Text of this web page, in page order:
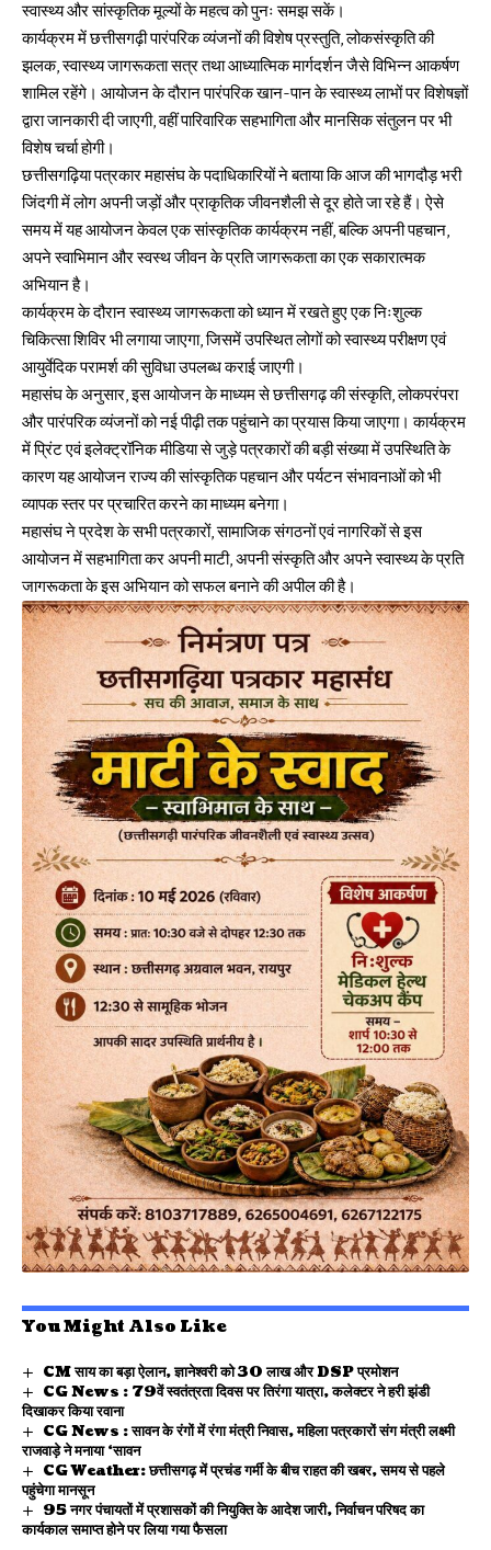
स्वास्थ्य और सांस्कृतिक मूल्यों के महत्व को पुनः समझ सकें।
कार्यक्रम में छत्तीसगढ़ी पारंपरिक व्यंजनों की विशेष प्रस्तुति, लोकसंस्कृति की
झलक, स्वास्थ्य जागरूकता सत्र तथा आध्यात्मिक मार्गदर्शन जैसे विभिन्न आकर्षण
शामिल रहेंगे। आयोजन के दौरान पारंपरिक खान-पान के स्वास्थ्य लाभों पर विशेषज्ञों
द्वारा जानकारी दी जाएगी, वहीं पारिवारिक सहभागिता और मानसिक संतुलन पर भी
विशेष चर्चा होगी।
छत्तीसगढ़िया पत्रकार महासंघ के पदाधिकारियों ने बताया कि आज की भागदौड़ भरी
जिंदगी में लोग अपनी जड़ों और प्राकृतिक जीवनशैली से दूर होते जा रहे हैं। ऐसे
समय में यह आयोजन केवल एक सांस्कृतिक कार्यक्रम नहीं, बल्कि अपनी पहचान,
अपने स्वाभिमान और स्वस्थ जीवन के प्रति जागरूकता का एक सकारात्मक
अभियान है।
कार्यक्रम के दौरान स्वास्थ्य जागरूकता को ध्यान में रखते हुए एक निःशुल्क
चिकित्सा शिविर भी लगाया जाएगा, जिसमें उपस्थित लोगों को स्वास्थ्य परीक्षण एवं
आयुर्वेदिक परामर्श की सुविधा उपलब्ध कराई जाएगी।
महासंघ के अनुसार, इस आयोजन के माध्यम से छत्तीसगढ़ की संस्कृति, लोकपरंपरा
और पारंपरिक व्यंजनों को नई पीढ़ी तक पहुंचाने का प्रयास किया जाएगा। कार्यक्रम
में प्रिंट एवं इलेक्ट्रॉनिक मीडिया से जुड़े पत्रकारों की बड़ी संख्या में उपस्थिति के
कारण यह आयोजन राज्य की सांस्कृतिक पहचान और पर्यटन संभावनाओं को भी
व्यापक स्तर पर प्रचारित करने का माध्यम बनेगा।
महासंघ ने प्रदेश के सभी पत्रकारों, सामाजिक संगठनों एवं नागरिकों से इस
आयोजन में सहभागिता कर अपनी माटी, अपनी संस्कृति और अपने स्वास्थ्य के प्रति
जागरूकता के इस अभियान को सफल बनाने की अपील की है।
You Might Also Like
CM साय का बड़ा ऐलान, ज्ञानेश्वरी को 30 लाख और DSP प्रमोशन
CG News : 79वें स्वतंत्रता दिवस पर तिरंगा यात्रा, कलेक्टर ने हरी झंडी
दिखाकर किया रवाना
CG News : सावन के रंगों में रंगा मंत्री निवास, महिला पत्रकारों संग मंत्री लक्ष्मी
राजवाड़े ने मनाया ‘सावन
CG Weather: छत्तीसगढ़ में प्रचंड गर्मी के बीच राहत की खबर, समय से पहले
पहुंचेगा मानसून
95 नगर पंचायतों में प्रशासकों की नियुक्ति के आदेश जारी, निर्वाचन परिषद का
कार्यकाल समाप्त होने पर लिया गया फैसला